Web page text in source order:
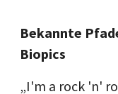
Bekannte
Biopics
„I'm a rock 'n'